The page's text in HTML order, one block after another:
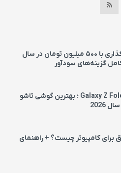
بهترین سرمایه‌گذاری با ۵۰۰ میلیون تومان در سال
بررسی Galaxy Z Fold8 Ultra ؛ بهترین گوشی تاشو
برای کامپیوتر چیست؟ + راهنمای